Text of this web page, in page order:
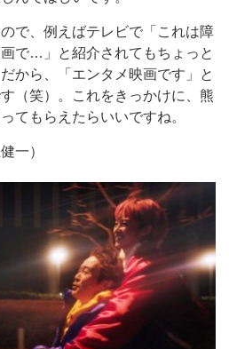
で、例えばテレビで「これは障
で…」と紹介されてもちょっと
から、「エンタメ映画です」と
（笑）。これをきっかけに、熊
てもらえたらいいですね。
一）